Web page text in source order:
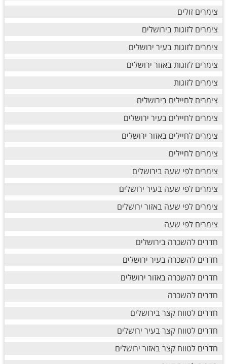
צימרים זולים
צימרים לזוגות בירושלים
צימרים לזוגות בעיר ירושלים
צימרים לזוגות באזור ירושלים
צימרים לזוגות
צימרים לחיילים בירושלים
צימרים לחיילים בעיר ירושלים
צימרים לחיילים באזור ירושלים
צימרים לחיילים
צימרים לפי שעה בירושלים
צימרים לפי שעה בעיר ירושלים
צימרים לפי שעה באזור ירושלים
צימרים לפי שעה
חדרים להשכרה בירושלים
חדרים להשכרה בעיר ירושלים
חדרים להשכרה באזור ירושלים
חדרים להשכרה
חדרים לטווח קצר בירושלים
חדרים לטווח קצר בעיר ירושלים
חדרים לטווח קצר באזור ירושלים